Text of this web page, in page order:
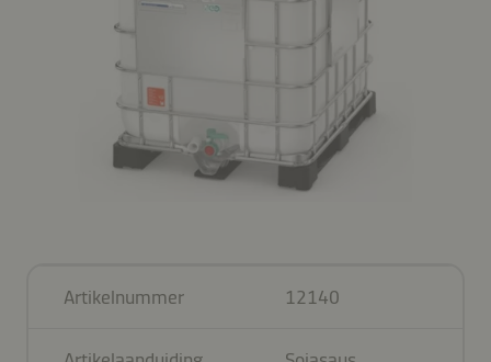
Artikelnummer 12140